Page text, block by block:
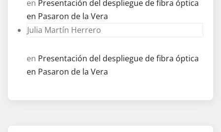
en Presentación del despliegue de fibra óptica
en Pasaron de la Vera
Julia Martín Herrero
en Presentación del despliegue de fibra óptica
en Pasaron de la Vera